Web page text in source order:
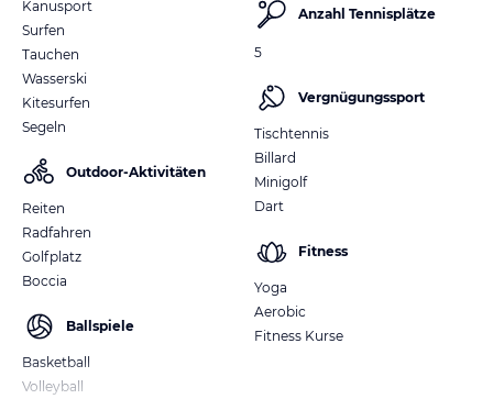
Kanusport
Surfen
Tauchen
Wasserski
Kitesurfen
Segeln
Outdoor-Aktivitäten
Reiten
Radfahren
Golfplatz
Boccia
Ballspiele
Basketball
Volleyball
Anzahl Tennisplätze
5
Vergnügungssport
Tischtennis
Billard
Minigolf
Dart
Fitness
Yoga
Aerobic
Fitness Kurse